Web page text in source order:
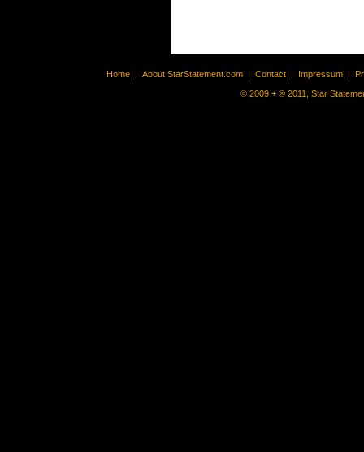
Home | About StarStatement.com | Contact | Impressum |
© 2009 + ® 2011, Star